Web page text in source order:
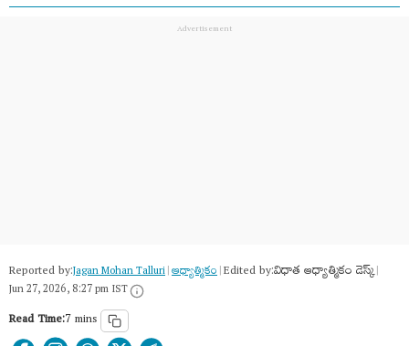
Reported by:Jagan Mohan Talluri|ఆధ్యాత్మికం|Edited by:విధాత ఆధ్యాత్మికం డెస్క్|
Jun 27, 2026, 8:27 pm IST
Read Time:7 mins